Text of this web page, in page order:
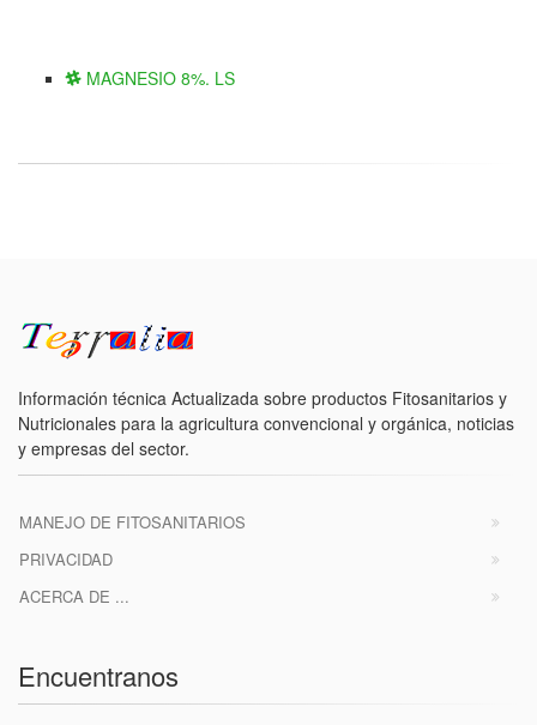
MAGNESIO 8%. LS
Información técnica Actualizada sobre productos Fitosanitarios y
Nutricionales para la agricultura convencional y orgánica, noticias
y empresas del sector.
MANEJO DE FITOSANITARIOS
PRIVACIDAD
ACERCA DE ...
Encuentranos